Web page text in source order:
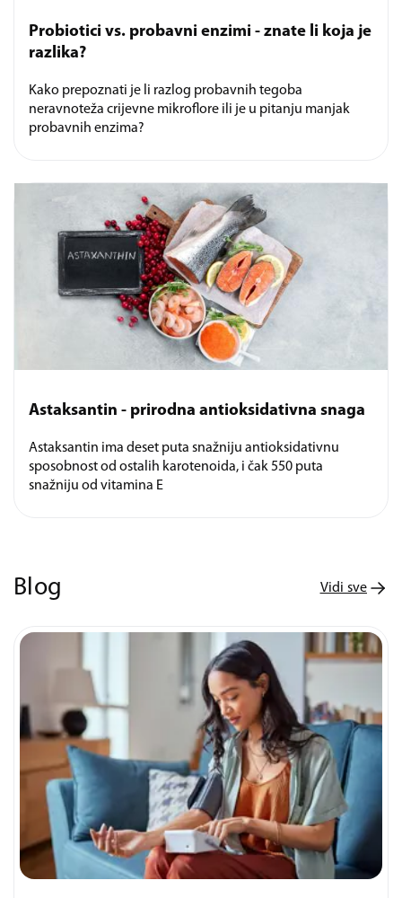
Probiotici vs. probavni enzimi - znate li koja je
razlika?
Kako prepoznati je li razlog probavnih tegoba
neravnoteža crijevne mikroflore ili je u pitanju manjak
probavnih enzima?
Astaksantin - prirodna antioksidativna snaga
Astaksantin ima deset puta snažniju antioksidativnu
sposobnost od ostalih karotenoida, i čak 550 puta
snažniju od vitamina E
Blog Vidi sve